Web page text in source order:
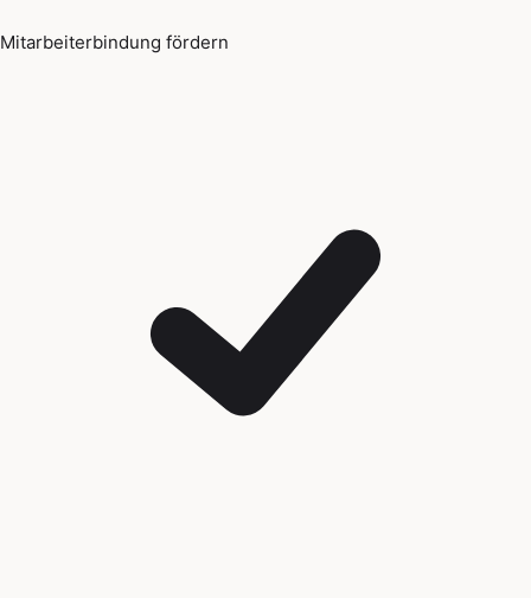
Mitarbeiterbindung fördern